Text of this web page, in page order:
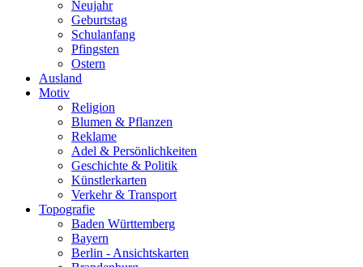
Neujahr
Geburtstag
Schulanfang
Pfingsten
Ostern
Ausland
Motiv
Religion
Blumen & Pflanzen
Reklame
Adel & Persönlichkeiten
Geschichte & Politik
Künstlerkarten
Verkehr & Transport
Topografie
Baden Württemberg
Bayern
Berlin - Ansichtskarten